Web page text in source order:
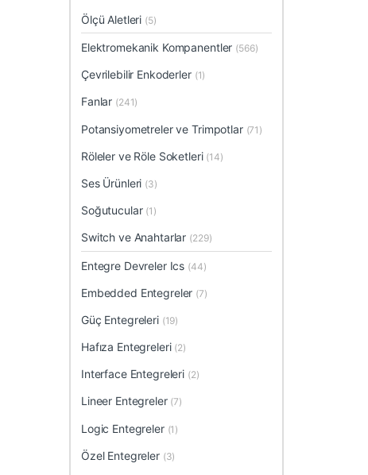
Ölçü Aletleri (5)
Elektromekanik Kompanentler (566)
Çevrilebilir Enkoderler (1)
Fanlar (241)
Potansiyometreler ve Trimpotlar (71)
Röleler ve Röle Soketleri (14)
Ses Ürünleri (3)
Soğutucular (1)
Switch ve Anahtarlar (229)
Entegre Devreler Ics (44)
Embedded Entegreler (7)
Güç Entegreleri (19)
Hafıza Entegreleri (2)
Interface Entegreleri (2)
Lineer Entegreler (7)
Logic Entegreler (1)
Özel Entegreler (3)